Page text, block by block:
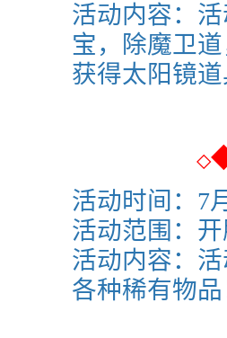
活动内容：
宝，除魔卫
获得太阳镜道
◇
活动时间： 7
活动范围：
活动内容：
各种稀有物品